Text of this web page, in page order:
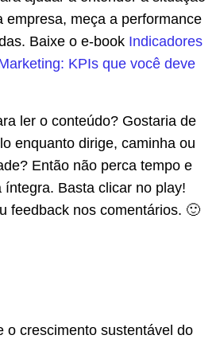
empresa, meça a performance
Baixe o e-book Indicadores
KPIs que você deve
ler o conteúdo? Gostaria de
enquanto dirige, caminha ou
Então não perca tempo e
íntegra. Basta clicar no play!
feedback nos comentários. 🙂
o crescimento sustentável do